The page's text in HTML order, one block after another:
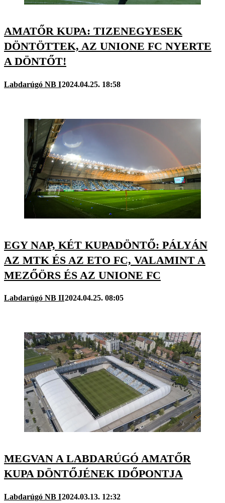
AMATŐR KUPA: TIZENEGYESEK
DÖNTÖTTEK, AZ UNIONE FC NYERTE
A DÖNTŐT!
Labdarúgó NB I2024.04.25. 18:58
EGY NAP, KÉT KUPADÖNTŐ: PÁLYÁN
AZ MTK ÉS AZ ETO FC, VALAMINT A
MEZŐÖRS ÉS AZ UNIONE FC
Labdarúgó NB II2024.04.25. 08:05
MEGVAN A LABDARÚGÓ AMATŐR
KUPA DÖNTŐJÉNEK IDŐPONTJA
Labdarúgó NB I2024.03.13. 12:32